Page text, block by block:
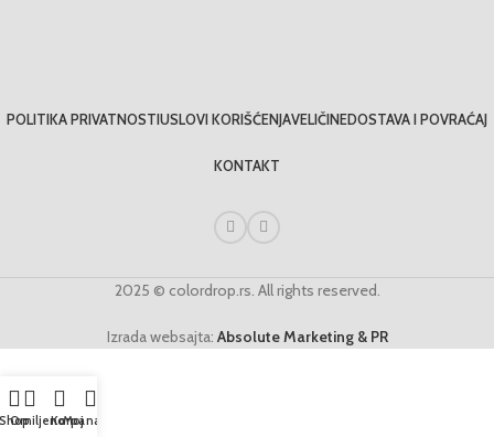
POLITIKA PRIVATNOSTIUSLOVI KORIŠĆENJAVELIČINEDOSTAVA I POVRAĆAJ
KONTAKT
2025 © colordrop.rs. All rights reserved.
Izrada websajta: Absolute Marketing & PR
OmiljenoKorpa
Moj nalog